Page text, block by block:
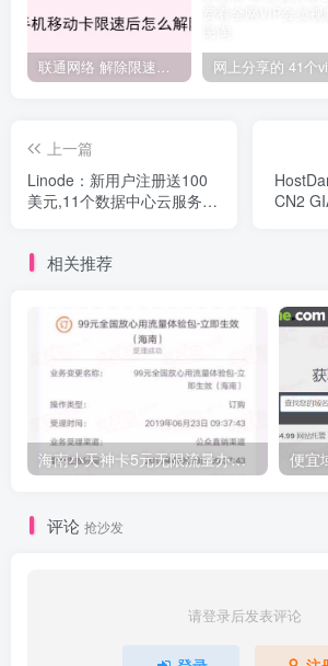
联通网络 解除限速方法参考！畅享、畅玩、老白干等及其它地区自测了
上一篇
Linode：新用户注册送100
美元,11个数据中心云服务器
CN2
相关推荐
海南小天神卡5元无限流量办理的方法，5元流量不限量自行车来了
评论 抢沙发
请登录后发表评论